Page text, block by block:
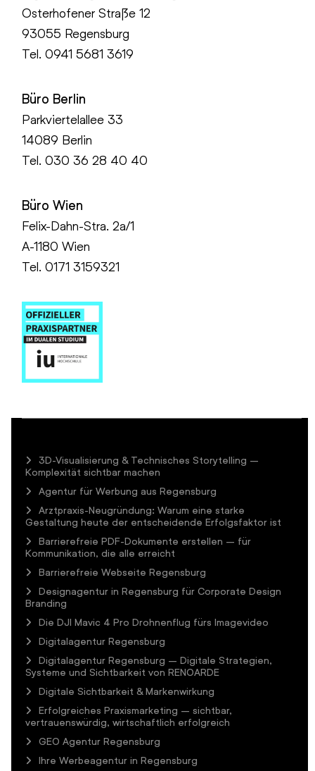
Osterhofener Straße 12
93055 Regensburg
Tel.0941 5681 3619
Büro Berlin
Parkviertelallee 33
14089 Berlin
Tel.030 36 28 40 40
Büro Wien
Felix-Dahn-Stra. 2a/1
A-1180 Wien
Tel. 0171 3159321
3D-Visualisierung & Technisches Storytelling –
Komplexität sichtbar machen
Agentur für Werbung aus Regensburg
Arztpraxis-Neugründung: Warum eine starke
Gestaltung heute der entscheidende Erfolgsfaktor ist
Barrierefreie PDF-Dokumente erstellen – für
Kommunikation, die alle erreicht
Barrierefreie Webseite Regensburg
Designagentur in Regensburg für Corporate Design
Branding
Die DJI Mavic 4 Pro Drohnenflug fürs Imagevideo
Digitalagentur Regensburg
Digitalagentur Regensburg – Digitale Strategien,
Systeme und Sichtbarkeit von RENOARDE
Digitale Sichtbarkeit & Markenwirkung
Erfolgreiches Praxismarketing – sichtbar,
vertrauenswürdig, wirtschaftlich erfolgreich
GEO Agentur Regensburg
Ihre Werbeagentur in Regensburg